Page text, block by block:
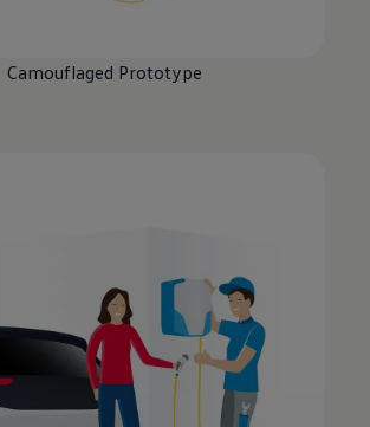
Camouflaged Prototype